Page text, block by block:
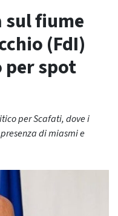
sul fiume
(FdI)
per spot
per Scafati, dove i
di miasmi e